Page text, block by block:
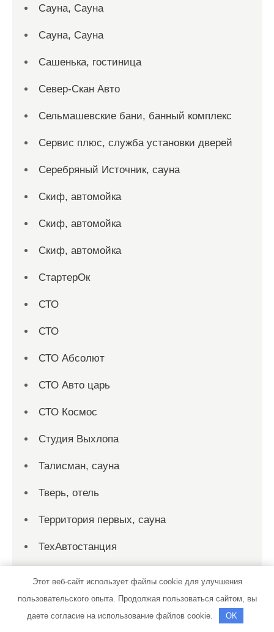
Сауна, Сауна
Сауна, Сауна
Сашенька, гостиница
Север-Скан Авто
Сельмашевские бани, банный комплекс
Сервис плюс, служба установки дверей
Серебряный Источник, сауна
Скиф, автомойка
Скиф, автомойка
Скиф, автомойка
СтартерОк
СТО
СТО
СТО Абсолют
СТО Авто царь
СТО Космос
Студия Выхлопа
Талисман, сауна
Тверь, отель
Территория первых, сауна
ТехАвтостанция
Технарь-диагностика, грузовая автомойка
Этот веб-сайт использует файлы cookie для улучшения
пользовательского опыта. Продолжая пользоваться сайтом, вы
даете согласие на использование файлов cookie.
OK